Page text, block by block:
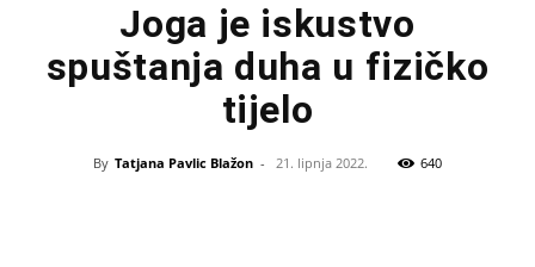
Joga je iskustvo
spuštanja duha u fizičko
tijelo
By Tatjana Pavlic Blažon - 21. lipnja 2022. 640